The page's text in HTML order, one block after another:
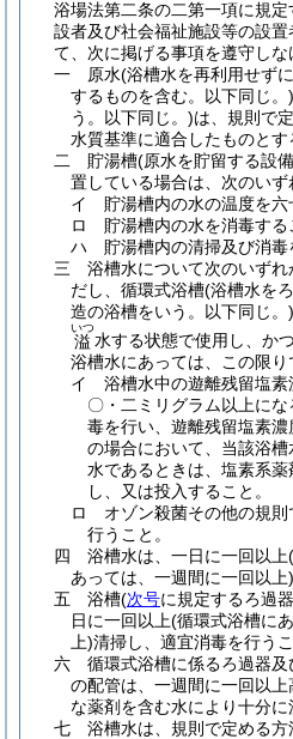
浴場法第二条の二第一項に規
設者及び社会福祉施設等の設
て、次に掲げる事項を遵守しな
一
原水(浴槽水を再利用せず
するものを含む。以下同じ。)
う。以下同じ。)は、規則で
水質基準に適合したものとす
二
貯湯槽(原水を貯留する設
置している場合は、次のいず
イ
貯湯槽内の水の温度を六
ロ
貯湯槽内の水を消毒する
ハ
貯湯槽内の清掃及び消毒
三
浴槽水について次のいずれ
だし、循環式浴槽(浴槽水を
造の浴槽をいう。以下同じ。)
溢
いつ
水する状態で使用し、か
浴槽水にあっては、この限り
イ
浴槽水中の遊離残留塩
〇・二ミリグラム以上に
毒を行い、遊離残留塩素濃
の場合において、当該浴
水であるときは、塩素系
し、又は投入すること。
ロ
オゾン殺菌その他の規
行うこと。
四
浴槽水は、一日に一回以上
あっては、一週間に一回以上)
五
浴槽(次号に規定するろ過
日に一回以上(循環式浴槽に
上)清掃し、適宜消毒を行うこ
六
循環式浴槽に係るろ過器
の配管は、一週間に一回以
な薬剤を含む水により十分に
七
浴槽水は、規則で定める